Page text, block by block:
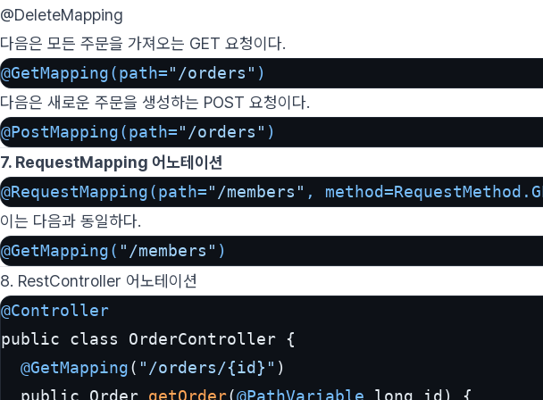
@DeleteMapping
다음은 모든 주문을 가져오는 GET 요청이다.
@GetMapping(path="/orders" )
다음은 새로운 주문을 생성하는 POST 요청이다.
@PostMapping(path="/orders" )
7. RequestMapping 어노테이션
@RequestMapping(path="/members" ,
이는 다음과 동일하다.
@GetMapping( "/members" )
8. RestController 어노테이션
@Controller
public class OrderController {
@GetMapping( "/orders/{id}" )
  public Order
getOrder(@PathVariable long id) {